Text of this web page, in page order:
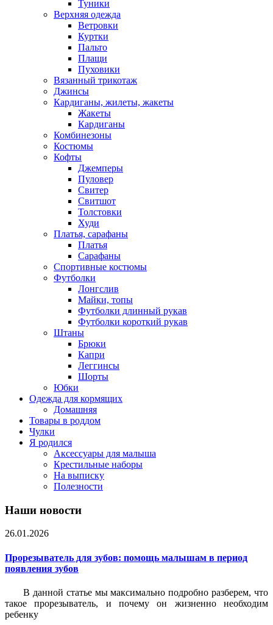
Туники
Верхняя одежда
Ветровки
Куртки
Пальто
Плащи
Пуховики
Вязанный трикотаж
Джинсы
Кардиганы, жилеты, жакеты
Жакеты
Кардиганы
Комбинезоны
Костюмы
Кофты
Джемперы
Пуловер
Свитер
Свитшот
Толстовки
Худи
Платья, сарафаны
Платья
Сарафаны
Спортивные костюмы
Футболки
Лонгслив
Майки, топы
Футболки длинный рукав
Футболки короткий рукав
Штаны
Брюки
Капри
Леггинсы
Шорты
Юбки
Одежда для кормящих
Домашняя
Товары в роддом
Чулки
Я родился
Аксессуары для малыша
Крестильные наборы
На выписку
Полезности
Наши новости
26.01.2026
Прорезыватель для зубов: помощь малышам в период
появления зубов
В данной статье мы максимально подробно разберем, что
такое прорезыватель, и почему он жизненно необходим
ребенку